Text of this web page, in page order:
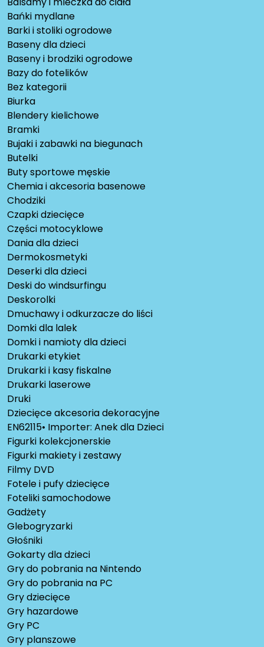
Bańki mydlane
Barki i stoliki ogrodowe
Baseny dla dzieci
Baseny i brodziki ogrodowe
Bazy do fotelików
Bez kategorii
Biurka
Blendery kielichowe
Bramki
Bujaki i zabawki na biegunach
Butelki
Buty sportowe męskie
Chemia i akcesoria basenowe
Chodziki
Czapki dziecięce
Części motocyklowe
Dania dla dzieci
Dermokosmetyki
Deserki dla dzieci
Deski do windsurfingu
Deskorolki
Dmuchawy i odkurzacze do liści
Domki dla lalek
Domki i namioty dla dzieci
Drukarki etykiet
Drukarki i kasy fiskalne
Drukarki laserowe
Druki
Dziecięce akcesoria dekoracyjne
EN62115• Importer: Anek dla Dzieci
Figurki kolekcjonerskie
Figurki makiety i zestawy
Filmy DVD
Fotele i pufy dziecięce
Foteliki samochodowe
Gadżety
Glebogryzarki
Głośniki
Gokarty dla dzieci
Gry do pobrania na Nintendo
Gry do pobrania na PC
Gry dziecięce
Gry hazardowe
Gry PC
Gry planszowe